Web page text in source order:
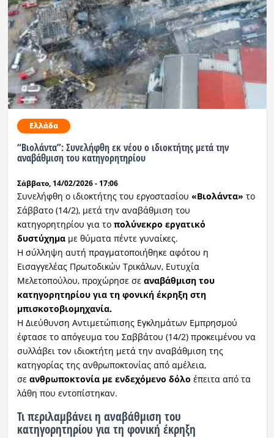
Ελλάδα
“Βιολάντα”: Συνελήφθη εκ νέου ο ιδιοκτήτης μετά την
αναβάθμιση του κατηγορητηρίου
Σάββατο, 14/02/2026 - 17:06
Συνελήφθη ο ιδιοκτήτης του εργοστασίου «Βιολάντα» το
Σάββατο (14/2), μετά την αναβάθμιση του
κατηγορητηρίου για το πολύνεκρο εργατικό
δυστύχημαμε θύματα πέντε γυναίκες.
Η σύλληψη αυτή πραγματοποιήθηκε αφότου η
Εισαγγελέας Πρωτοδικών Τρικάλων, Ευτυχία
Μελετοπούλου, προχώρησε σε αναβάθμιση του
κατηγορητηρίου για τη φονική έκρηξη στη
μπισκοτοβιομηχανία.
Η Διεύθυνση Αντιμετώπισης Εγκλημάτων Εμπρησμού
έφτασε το απόγευμα του Σαββάτου (14/2) προκειμένου να
συλλάβει τον ιδιοκτήτη μετά την αναβάθμιση της
κατηγορίας της ανθρωποκτονίας από αμέλεια,
σε ανθρωποκτονία με ενδεχόμενο δόλο έπειτα από τα
λάθη που εντοπίστηκαν.
Τι περιλαμβάνει η αναβάθμιση του
κατηγορητηρίου για τη φονική έκρηξη